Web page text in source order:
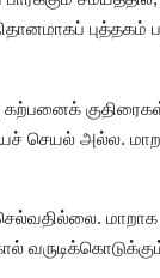
புத்தகம்
கற்பனைக்
செயல் அல்ல.
மாறாக